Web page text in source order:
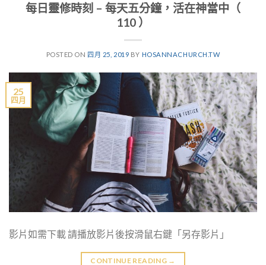
每日靈修時刻 – 每天五分鐘，活在神當中（
110 ）
POSTED ON 四月 25, 2019 BY HOSANNACHURCH.TW
25
四月
影片如需下載 請播放影片後按滑鼠右鍵「另存影片」
CONTINUE READING →